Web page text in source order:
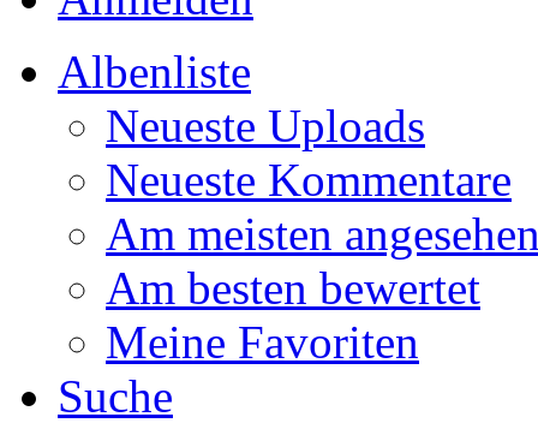
Albenliste
Neueste Uploads
Neueste Kommentare
Am meisten
Am besten bewertet
Meine Favoriten
Suche